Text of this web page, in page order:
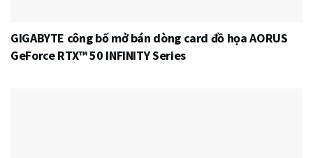
GIGABYTE công bố mở bán dòng card đồ họa AORUS
GeForce RTX™ 50 INFINITY Series